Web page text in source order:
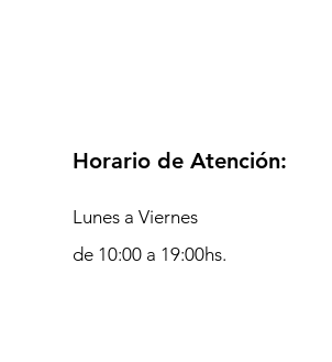
Horario de Atención:
Lunes a Viernes
de 10:00 a 19:00hs.